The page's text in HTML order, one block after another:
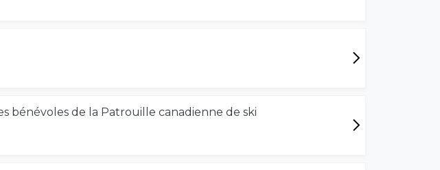
bénévoles de la Patrouille canadienne de ski